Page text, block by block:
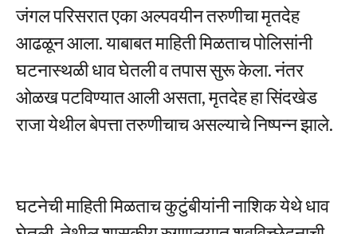
जंगल परिसरात एका अल्पवयीन तरुणीचा मृतदेह
आढळून आला. याबाबत माहिती मिळताच पोलिसांनी
घटनास्थळी धाव घेतली व तपास सुरू केला. नंतर
ओळख पटविण्यात आली असता, मृतदेह हा सिंदखेड
राजा येथील बेपत्ता तरुणीचाच असल्याचे निष्पन्न झाले.
घटनेची माहिती मिळताच कुटुंबीयांनी नाशिक येथे धाव